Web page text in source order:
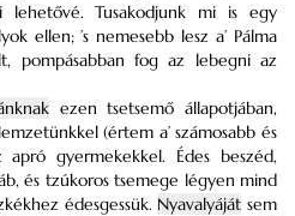
lehetővé. Tusakodjunk mi is egy
ellen; ’s nemesebb lesz a’ Pálma
pompásabban fog az lebegni az
ezen tsetsemő állapotjában,
(értem a’ számosabb és
gyermekekkel. Édes beszéd,
és tzúkoros tsemege légyen mind
édesgessük. Nyavalyáját sem